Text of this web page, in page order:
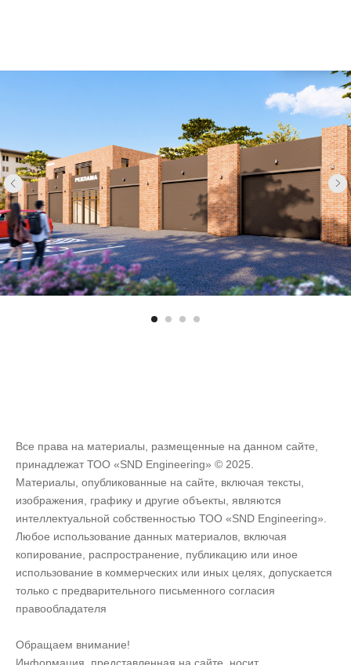
Все права на материалы, размещенные на данном сайте,
принадлежат ТОО «SND Engineering» © 2025.
Материалы, опубликованные на сайте, включая тексты,
изображения, графику и другие объекты, являются
интеллектуальной собственностью ТОО «SND Engineering».
Любое использование данных материалов, включая
копирование, распространение, публикацию или иное
использование в коммерческих или иных целях, допускается
только с предварительного письменного согласия
правообладателя
Обращаем внимание!